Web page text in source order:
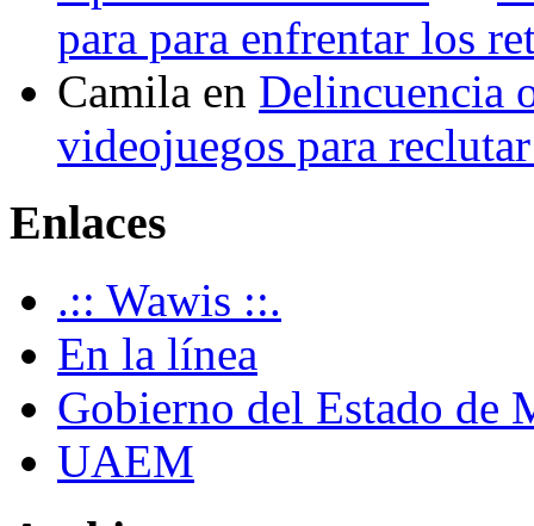
para para enfrentar los
Camila en Delincuencia
videojuegos para
Enlaces
.:: Wawis ::.
En la línea
Gobierno del Estado de
UAEM